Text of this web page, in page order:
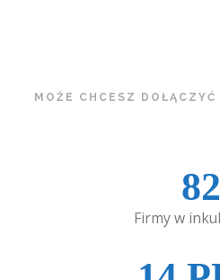
MOŻE CHCESZ
82
Firmy w